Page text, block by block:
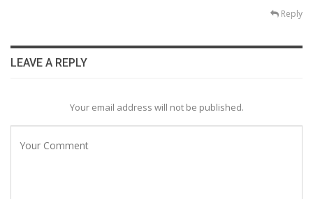
Reply
LEAVE A REPLY
Your email address will not be published.